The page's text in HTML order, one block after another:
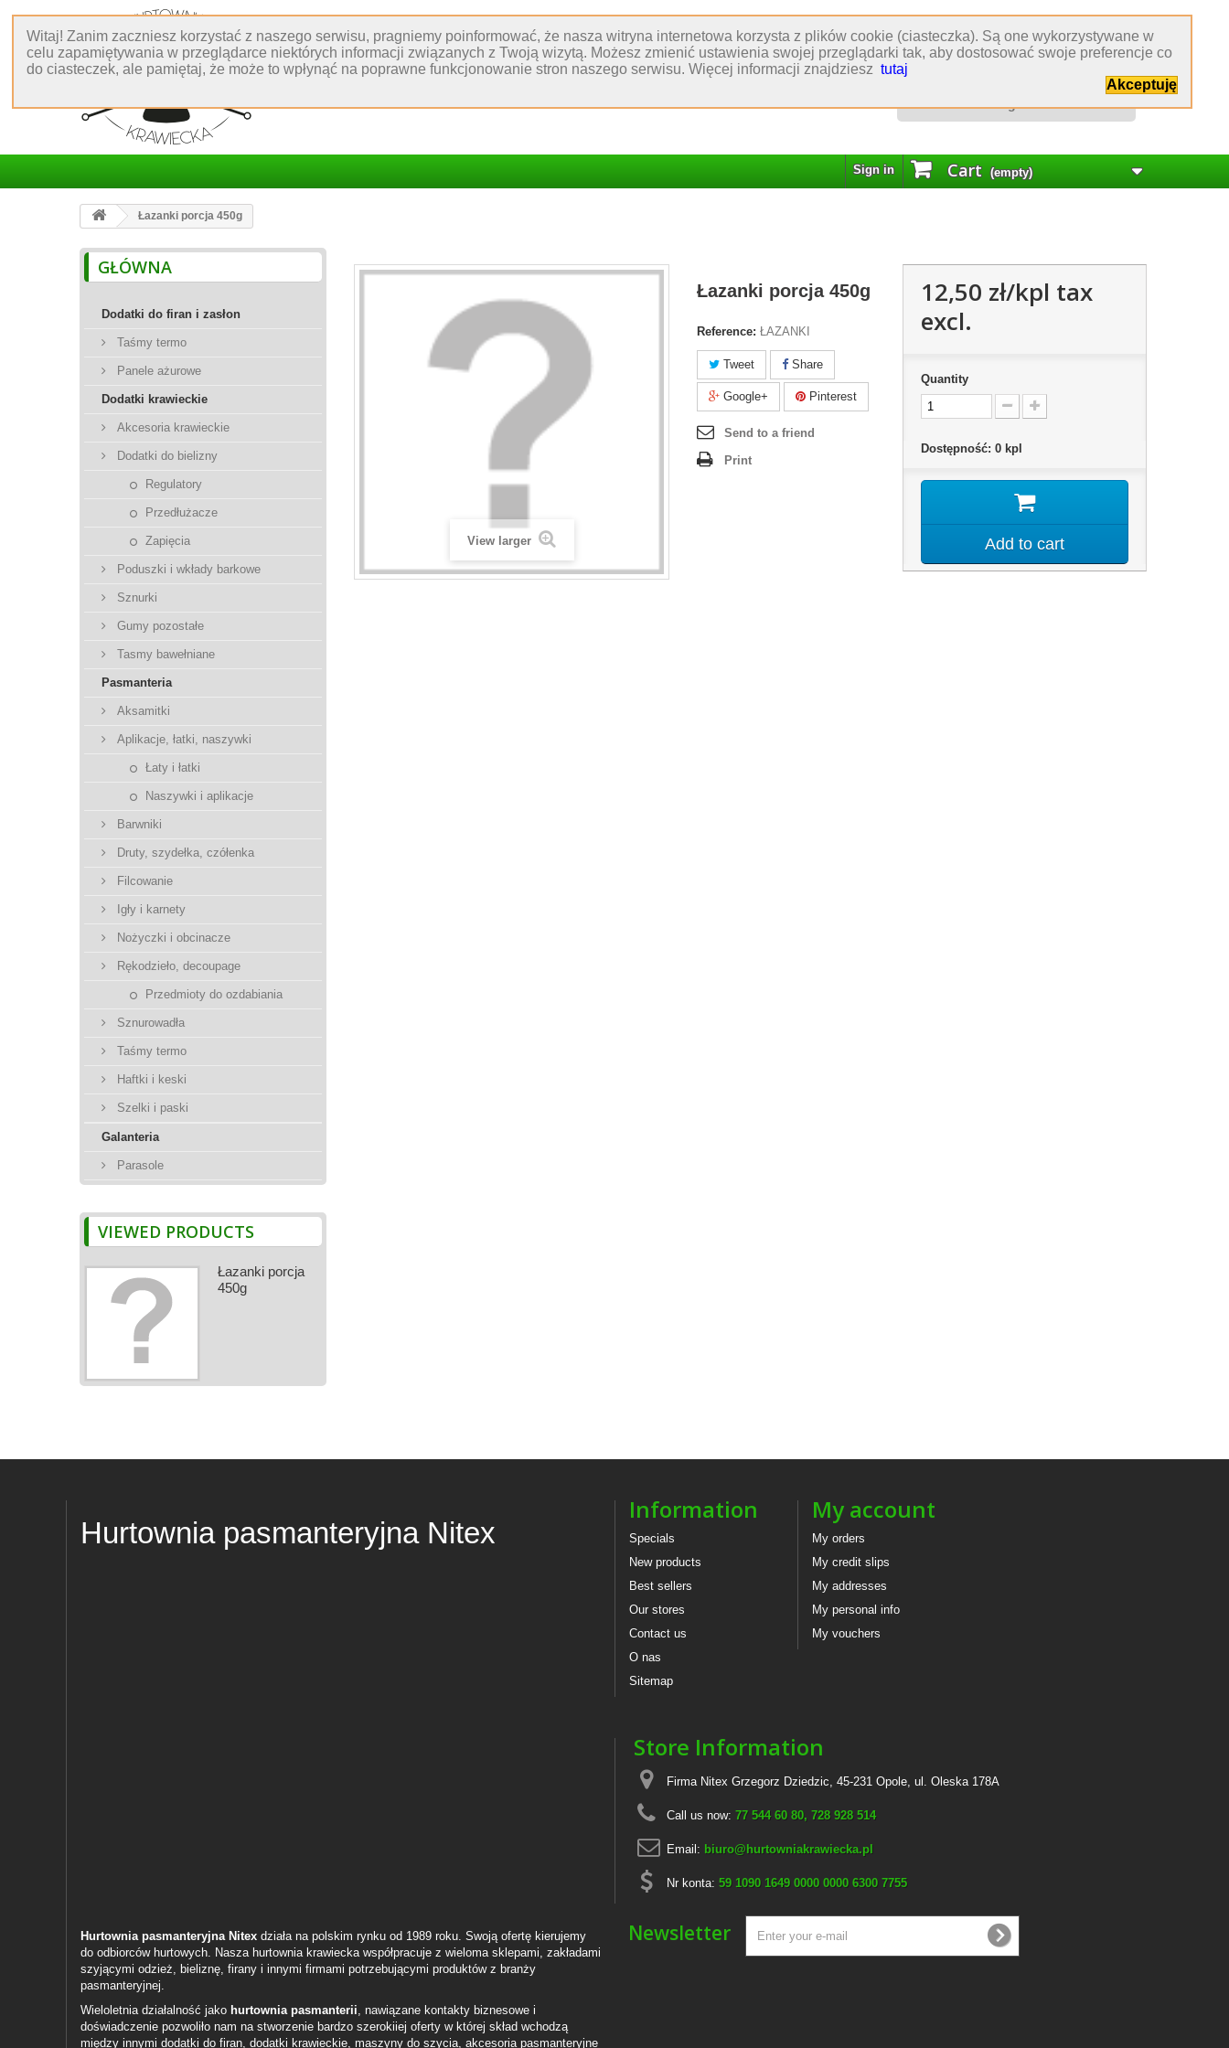
Cart (empty)
Sign in
Obsługa klienta
biuro@hurtowniakrawiecka.pl
:biuro obsługi klienta
Witaj! Zanim zaczniesz korzystać z naszego serwisu, pragniemy poinformować, że nasza witryna internetowa korzysta z plików cookie (ciasteczka). Są one wykorzystywane w
celu zapamiętywania w przeglądarce niektórych informacji związanych z Twoją wizytą. Możesz zmienić ustawienia swojej przeglądarki tak, aby dostosować swoje preferencje co
do ciasteczek, ale pamiętaj, że może to wpłynąć na poprawne funkcjonowanie stron naszego serwisu. Więcej informacji znajdziesz tutaj
Akceptuję
Łazanki porcja 450g
GŁÓWNA
Dodatki do firan i zasłon
Taśmy termo
Panele ażurowe
Dodatki krawieckie
Akcesoria krawieckie
Dodatki do bielizny
Regulatory
Przedłużacze
Zapięcia
Poduszki i wkłady barkowe
Sznurki
Gumy pozostałe
Tasmy bawełniane
Pasmanteria
Aksamitki
Aplikacje, łatki, naszywki
Łaty i łatki
Naszywki i aplikacje
Barwniki
Druty, szydełka, czółenka
Filcowanie
Igły i karnety
Nożyczki i obcinacze
Rękodzieło, decoupage
Przedmioty do ozdabiania
Sznurowadła
Taśmy termo
Haftki i keski
Szelki i paski
Galanteria
Parasole
VIEWED PRODUCTS
Łazanki porcja
450g
View larger
Łazanki porcja 450g
Reference: ŁAZANKI
Tweet Share
Google+ Pinterest
Send to a friend
Print
12,50 zł/kpl tax
excl.
Quantity
Dostępność: 0 kpl
Add to cart
Hurtownia pasmanteryjna Nitex
Hurtownia pasmanteryjna Nitex działa na polskim rynku od 1989 roku. Swoją ofertę kierujemy
do odbiorców hurtowych. Nasza hurtownia krawiecka współpracuje z wieloma sklepami, zakładami
szyjącymi odzież, bieliznę, firany i innymi firmami potrzebującymi produktów z branży
pasmanteryjnej.
Wieloletnia działalność jako hurtownia pasmanterii, nawiązane kontakty biznesowe i
doświadczenie pozwoliło nam na stworzenie bardzo szerokiiej oferty w której skład wchodzą
między innymi dodatki do firan, dodatki krawieckie, maszyny do szycia, akcesoria pasmanteryjne
Information
Specials
New products
Best sellers
Our stores
Contact us
O nas
Sitemap
My account
My orders
My credit slips
My addresses
My personal info
My vouchers
Store Information
Firma Nitex Grzegorz Dziedzic, 45-231 Opole, ul. Oleska 178A
Call us now: 77 544 60 80, 728 928 514
Email: biuro@hurtowniakrawiecka.pl
Nr konta: 59 1090 1649 0000 0000 6300 7755
Newsletter